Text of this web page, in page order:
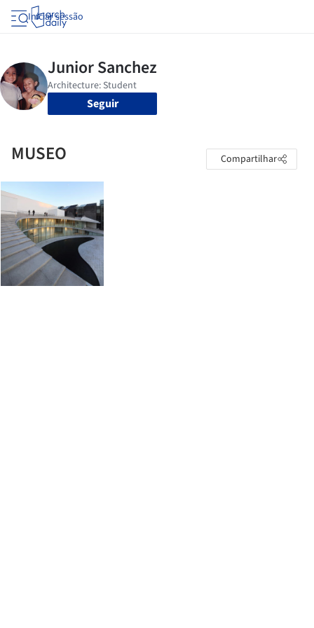
Iniciar sessão
Seguir
MUSEO Compartilhar